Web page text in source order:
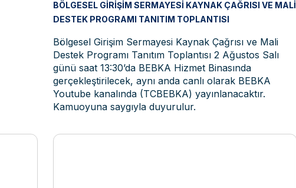
BÖLGESEL GIRIŞIM SERMAYESI KAYNAK ÇAĞRISI VE MALI
DESTEK PROGRAMI TANITIM TOPLANTISI
Bölgesel Girişim Sermayesi Kaynak Çağrısı ve Mali
Destek Programı Tanıtım Toplantısı 2 Ağustos Salı
günü saat 13:30’da BEBKA Hizmet Binasında
gerçekleştirilecek, aynı anda canlı olarak BEBKA
Youtube kanalında (TCBEBKA) yayınlanacaktır.
Kamuoyuna saygıyla duyurulur.